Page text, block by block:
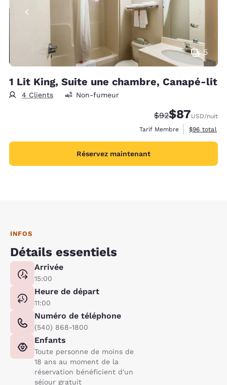
5
1 Lit King, Suite une chambre, Canapé-lit
4 Clients Non-fumeur
Tarif barré :
$92Tarif réduit :
$87USD/nuit
Tarif Membre
Afficher les
$96 total
Réservez maintenant
INFOS
Détails essentiels
Arrivée
15:00
Heure de départ
11:00
Numéro de téléphone
(540) 868-1800
Enfants
Toute personne de moins de
18 ans au moment de la
réservation bénéficient d'un
séjour gratuit